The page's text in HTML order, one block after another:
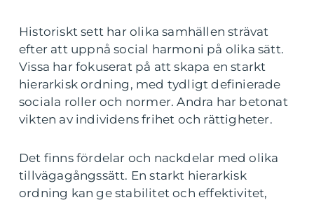
Historiskt sett har olika samhällen strävat
efter att uppnå social harmoni på olika sätt.
Vissa har fokuserat på att skapa en starkt
hierarkisk ordning, med tydligt definierade
sociala roller och normer. Andra har betonat
vikten av individens frihet och rättigheter.
Det finns fördelar och nackdelar med olika
tillvägagångssätt. En starkt hierarkisk
ordning kan ge stabilitet och effektivitet,